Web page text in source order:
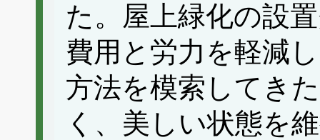
た。屋上緑化の設
費用と労力を軽減
方法を模索してき
く、美しい状態を